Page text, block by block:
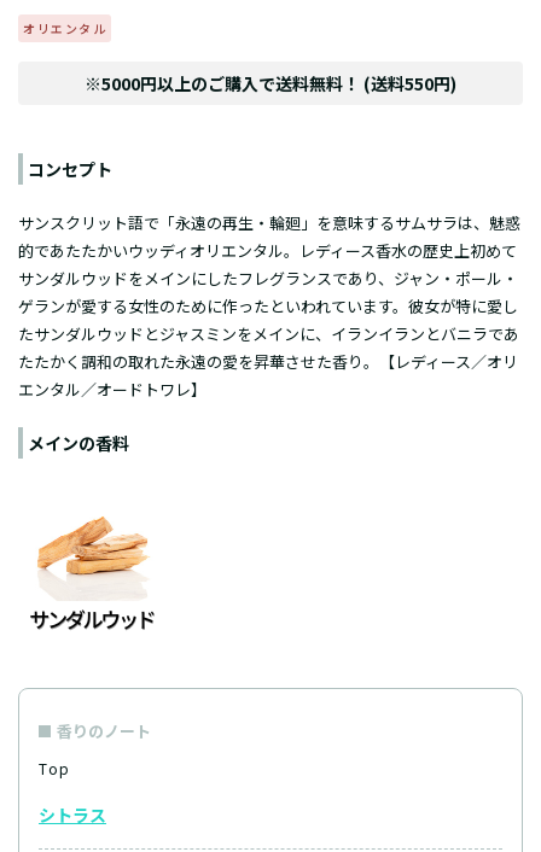
オリエンタル
※5000円以上のご購入で送料無料！ (送料550円)
コンセプト
サンスクリット語で「永遠の再生・輪廻」を意味するサムサラは、魅惑
的であたたかいウッディオリエンタル。レディース香水の歴史上初めて
サンダルウッドをメインにしたフレグランスであり、ジャン・ポール・
ゲランが愛する女性のために作ったといわれています。彼女が特に愛し
たサンダルウッドとジャスミンをメインに、イランイランとバニラであ
たたかく調和の取れた永遠の愛を昇華させた香り。【レディース／オリ
エンタル／オードトワレ】
メインの香料
香りのノート
Top
シトラス